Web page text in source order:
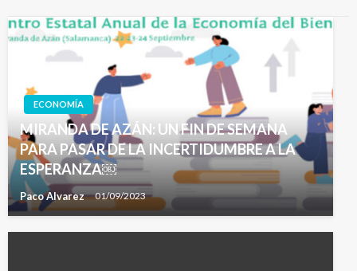
ECONOMÍA
MIRANDA DE AZÁN: UN FIN DE SEMANA
PARA PASAR DE LA INCERTIDUMBRE A LA
ESPERANZA￼
Paco Alvarez 01/09/2023